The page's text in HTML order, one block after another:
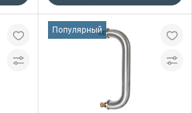
Популярный